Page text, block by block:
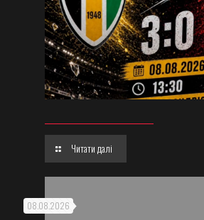
Читати далі
08.08.2026